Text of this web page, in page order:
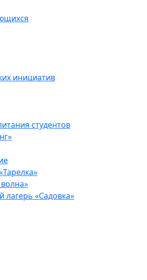
инициатив
студентов
лагерь «Садовка»